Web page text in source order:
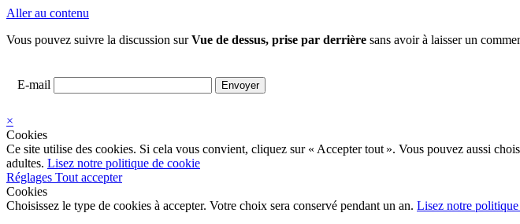
Aller au contenu
Vous pouvez suivre la discussion surVue de dessus, prise par derrière sans avoir à laisser un
E-mail
×
Cookies
Ce site utilise des cookies. Si cela vous convient, cliquez sur « Accepter tout ». Vous pouvez aussi
adultes. Lisez notre politique de cookie
Réglages Tout accepter
Cookies
Choisissez le type de cookies à accepter. Votre choix sera conservé pendant un an. Lisez notre